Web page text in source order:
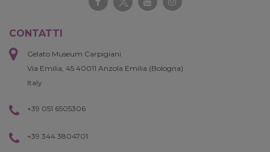
CONTATTI
Gelato Museum Carpigiani
Via Emilia, 45 40011 Anzola Emilia (Bologna)
Italy
+39 051 6505306
+39 344 3804701